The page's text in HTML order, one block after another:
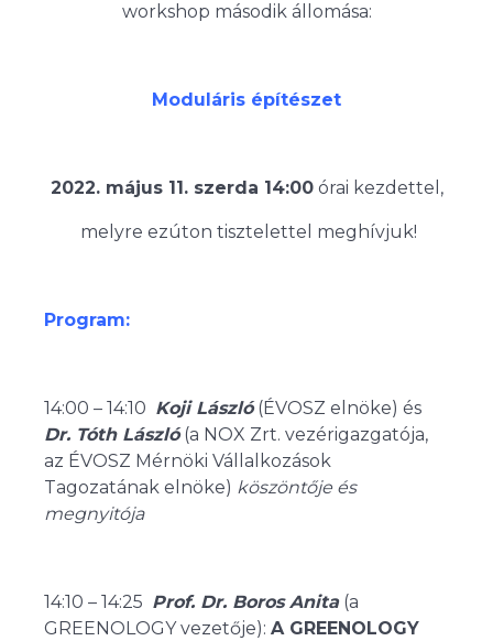
workshop második állomása:
Moduláris építészet
2022. május 11. szerda 14:00órai kezdettel,
melyre ezúton tisztelettel meghívjuk!
Program:
14:00 – 14:10 Koji László(ÉVOSZ elnöke) és
Dr. Tóth László(a NOX Zrt. vezérigazgatója,
az ÉVOSZ Mérnöki Vállalkozások
Tagozatának elnöke) köszöntője és
megnyitója
14:10 – 14:25 Prof. Dr. Boros Anita(a
GREENOLOGY vezetője): A GREENOLOGY